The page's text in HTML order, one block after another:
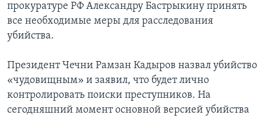
прокуратуре РФ Александру Бастрыкину принять
все необходимые меры для расследования
убийства.
Президент Чечни Рамзан Кадыров назвал убийство
«чудовищным» и заявил, что будет лично
контролировать поиски преступников. На
сегодняшний момент основной версией убийства